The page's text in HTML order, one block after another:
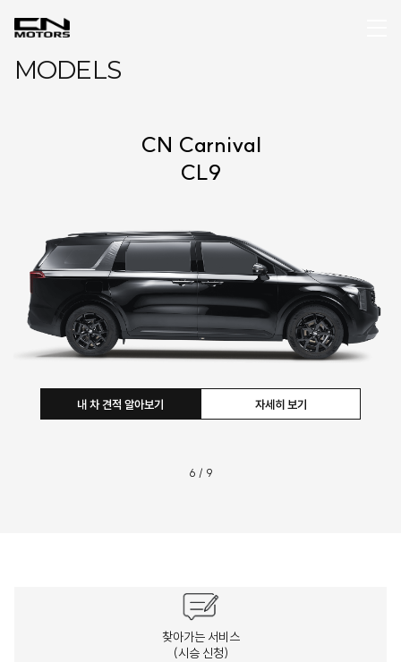
MODELS
CN Carnival
CL9
자세히 보기
내 차 견적 알아보기
6 / 9
찾아가는 서비스
(시승 신청)